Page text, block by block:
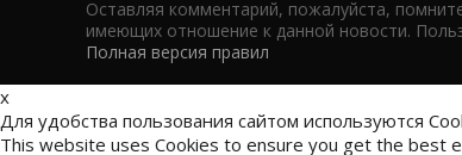
Оставляя комментарий, пожалуйста,
имеющих отношение к данной новости.
Полная версия правил
x
Для удобства пользования сайтом используются
This website uses Cookies to ensure you get the best